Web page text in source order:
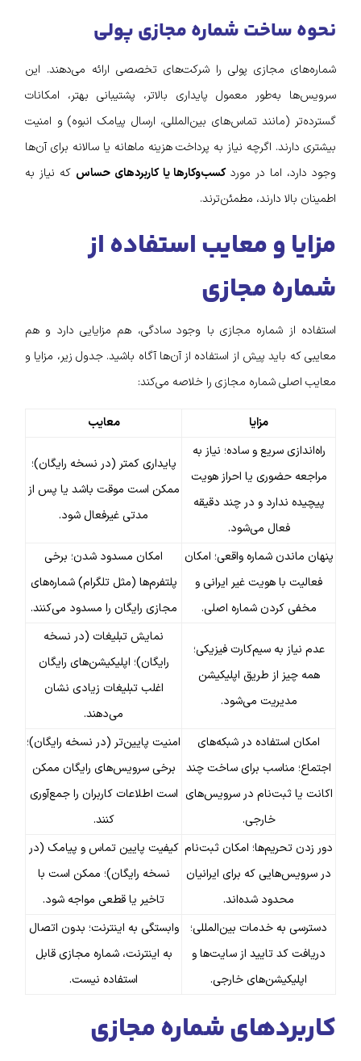
نحوه ساخت شماره مجازی پولی
شماره‌های مجازی پولی را شرکت‌های تخصصی ارائه می‌دهند. این
سرویس‌ها به‌طور معمول پایداری بالاتر، پشتیبانی بهتر، امکانات
گسترده‌تر (مانند تماس‌های بین‌المللی، ارسال پیامک انبوه) و امنیت
بیشتری دارند. اگرچه نیاز به پرداخت هزینه ماهانه یا سالانه برای آن‌ها
وجود دارد، اما در موردکسب‌وکارها یا کاربردهای حساس که نیاز به
اطمینان بالا دارند، مطمئن‌ترند.
مزایا و معایب استفاده از
شماره مجازی
استفاده از شماره مجازی با وجود سادگی، هم مزایایی دارد و هم
معایبی که باید پیش از استفاده از آن‌ها آگاه باشید. جدول زیر، مزایا و
معایب اصلی شماره مجازی را خلاصه می‌کند:
مزایا
معایب
راه‌اندازی سریع و ساده؛ نیاز به
مراجعه حضوری یا احراز هویت
پیچیده ندارد و در چند دقیقه
فعال می‌شود.
پایداری کمتر (در نسخه رایگان)؛
ممکن است موقت باشد یا پس از
مدتی غیرفعال شود.
پنهان ماندن شماره واقعی؛ امکان
فعالیت با هویت غیر ایرانی و
مخفی کردن شماره اصلی.
امکان مسدود شدن؛ برخی
پلتفرم‌ها (مثل تلگرام) شماره‌های
مجازی رایگان را مسدود می‌کنند.
عدم نیاز به سیم‌کارت فیزیکی؛
همه چیز از طریق اپلیکیشن
مدیریت می‌شود.
نمایش تبلیغات (در نسخه
رایگان)؛ اپلیکیشن‌های رایگان
اغلب تبلیغات زیادی نشان
می‌دهند.
امکان استفاده در شبکه‌های
اجتماع؛ مناسب برای ساخت چند
اکانت یا ثبت‌نام در سرویس‌های
خارجی.
امنیت پایین‌تر (در نسخه رایگان)؛
برخی سرویس‌های رایگان ممکن
است اطلاعات کاربران را جمع‌آوری
کنند.
دور زدن تحریم‌ها؛ امکان ثبت‌نام
در سرویس‌هایی که برای ایرانیان
محدود شده‌اند.
کیفیت پایین تماس و پیامک (در
نسخه رایگان)؛ ممکن است با
تاخیر یا قطعی مواجه شود.
دسترسی به خدمات بین‌المللی؛
دریافت کد تایید از سایت‌ها و
اپلیکیشن‌های خارجی.
وابستگی به اینترنت؛ بدون اتصال
به اینترنت، شماره مجازی قابل
استفاده نیست.
کاربردهای شماره مجازی